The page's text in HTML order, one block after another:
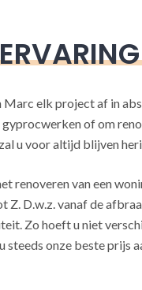
Marc elk project af in
gyprocwerken of om
u voor altijd blijven
renoveren van een
Z. D.w.z. vanaf de
Zo hoeft u niet
steeds onze beste prijs